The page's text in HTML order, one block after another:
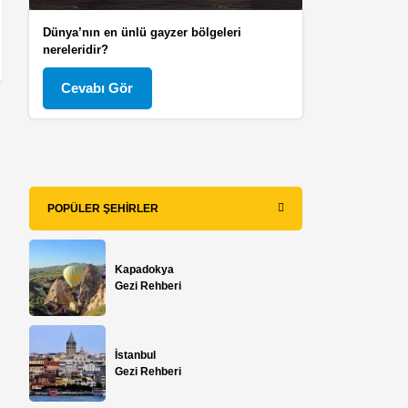
Dünya’nın en ünlü gayzer bölgeleri
nereleridir?
Cevabı Gör
POPÜLER ŞEHIRLER
Kapadokya
Gezi Rehberi
İstanbul
Gezi Rehberi